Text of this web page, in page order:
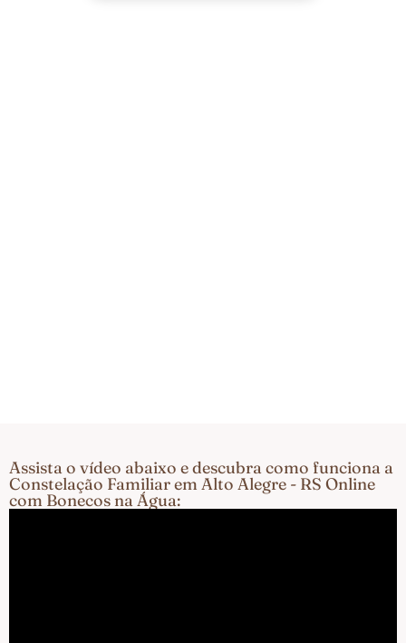
Assista o vídeo abaixo e descubra como funciona a
Constelação Familiar em Alto Alegre - RS Online
com Bonecos na Água: